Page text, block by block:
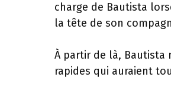
charge de Bautista
la tête de son
À partir de là, Bautista
rapides qui auraient